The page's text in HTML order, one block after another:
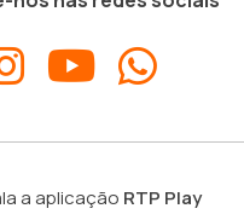
a aplicação RTP Play